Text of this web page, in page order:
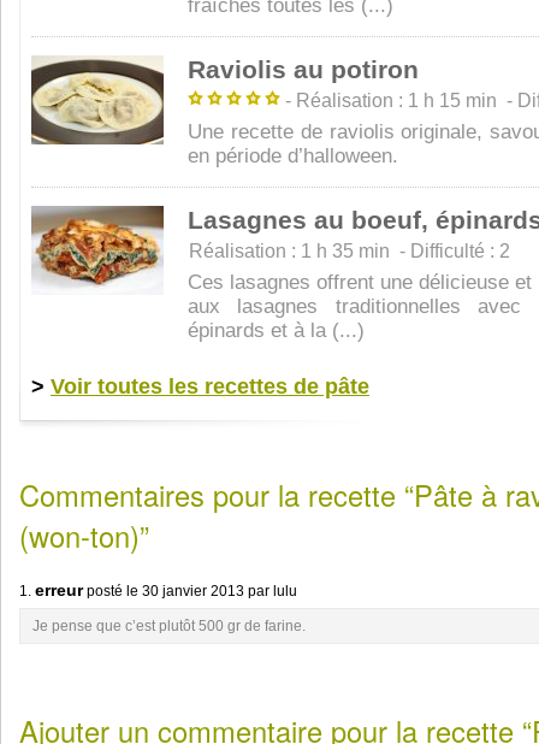
fraîches toutes les (...)
Raviolis au potiron
- Réalisation : 1 h 15 min -
Une recette de raviolis originale,
en période d’halloween.
Lasagnes au boeuf,
Réalisation : 1 h 35 min - Difficulté : 2
Ces lasagnes offrent une délicieuse
aux lasagnes traditionnelles
épinards et à la (...)
> Voir toutes les recettes de pâte
Commentaires pour la recette “Pâte à
(won-ton)”
1. erreurposté le 30 janvier 2013 par lulu
Je pense que c’est plutôt 500 gr de farine.
Ajouter un commentaire pour la recette